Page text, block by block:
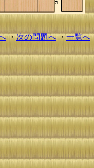
・次の問題へ・一覧へ